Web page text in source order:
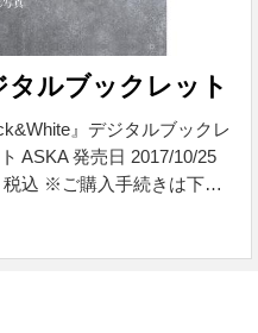
タルブックレット
』デジタルブックレ
ASKA 発売日 2017/10/25
税込 ※ご購入手続きは下記
『Black&White』デジタル
ュー ・オリジナル フォト